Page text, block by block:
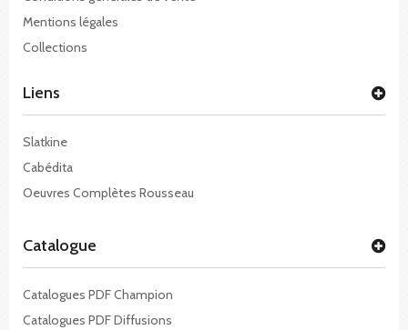
Mentions légales
Collections
Liens
Slatkine
Cabédita
Oeuvres Complètes Rousseau
Catalogue
Catalogues PDF Champion
Catalogues PDF Diffusions